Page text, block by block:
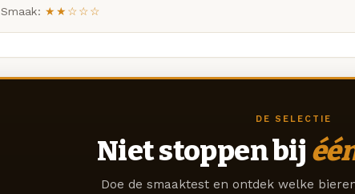
Smaak: ★★☆☆☆
DE SELECTIE
Niet stoppen bij
Doe de smaaktest en ontdek welke